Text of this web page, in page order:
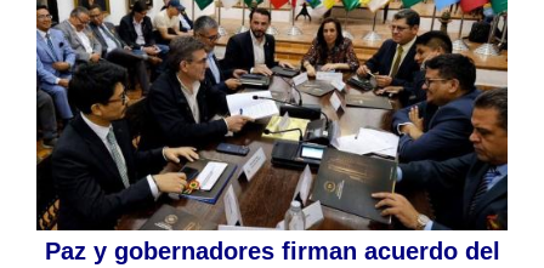
Paz y gobernadores firman acuerdo del